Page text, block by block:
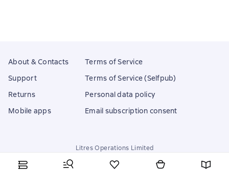
About & Contacts
Support
Returns
Mobile apps
Terms of Service
Terms of Service (Selfpub)
Personal data policy
Email subscription consent
Litres Operations Limited